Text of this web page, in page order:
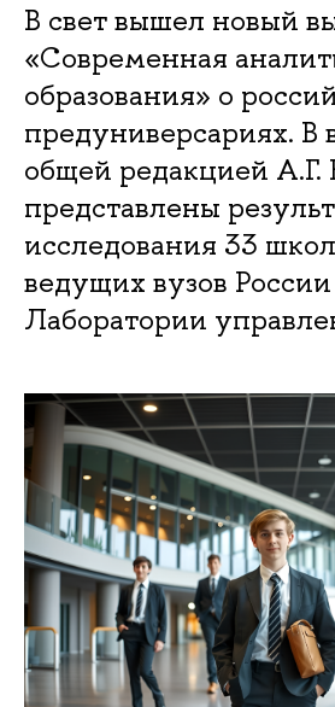
В свет вышел новый
«Современная
образования» о
предуниверсариях. В
общей редакцией А.Г.
представлены
исследования 33
ведущих вузов
Лаборатории